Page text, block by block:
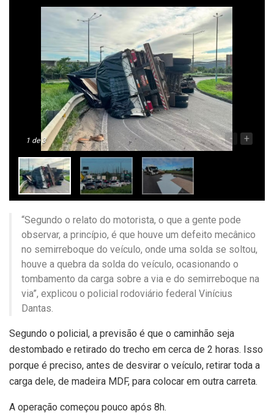
1 de 3 - +
“Segundo o relato do motorista, o que a gente pode
observar, a princípio, é que houve um defeito mecânico
no semirreboque do veículo, onde uma solda se soltou,
houve a quebra da solda do veículo, ocasionando o
tombamento da carga sobre a via e do semirreboque na
via”, explicou o policial rodoviário federal Vinícius
Dantas.
Segundo o policial, a previsão é que o caminhão seja
destombado e retirado do trecho em cerca de 2 horas. Isso
porque é preciso, antes de desvirar o veículo, retirar toda a
carga dele, de madeira MDF, para colocar em outra carreta.
A operação começou pouco após 8h.